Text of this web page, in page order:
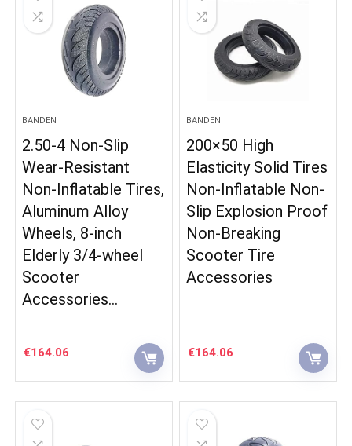
BANDEN
2.50-4 Non-Slip
Wear-Resistant
Non-Inflatable Tires,
Aluminum Alloy
Wheels, 8-inch
Elderly 3/4-wheel
Scooter
Accessories…
€164.06
BANDEN
200×50 High
Elasticity Solid Tires
Non-Inflatable Non-
Slip Explosion Proof
Non-Breaking
Scooter Tire
Accessories
€164.06